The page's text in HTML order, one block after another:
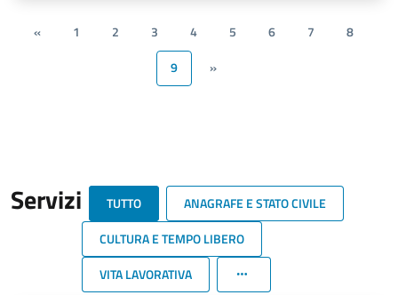
« 1 2 3 4 5 6 7
8
9
»
Servizi TUTTO
ANAGRAFE E STATO CIVILE
CULTURA E TEMPO LIBERO
VITA LAVORATIVA